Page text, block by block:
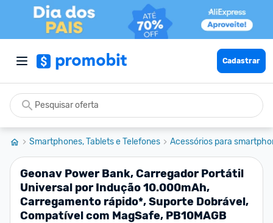
Cadastrar
Smartphones, Tablets e Telefones Acessórios para
Geonav Power Bank, Carregador Portátil
Universal por Indução 10.000mAh,
Carregamento rápido*, Suporte Dobrável,
Compatível com MagSafe, PB10MAGB